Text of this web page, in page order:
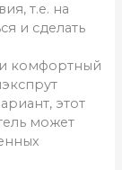
т.е. на
и сделать
комфортный
этот
может